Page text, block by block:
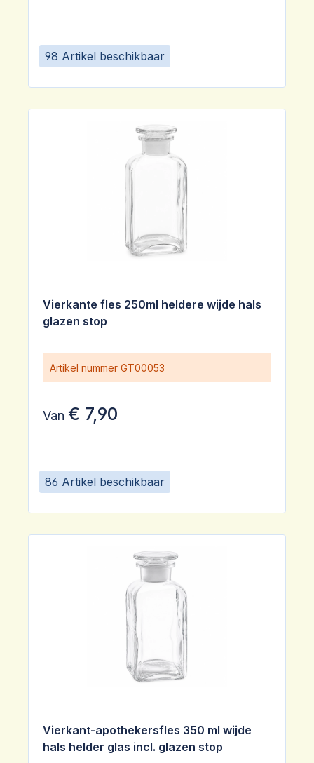
98 Artikel beschikbaar
86 Artikel beschikbaar
Vierkante fles 250ml heldere wijde hals
glazen stop
Artikel nummer GT00053
Van € 7,90
Vierkant-apothekersfles 350 ml wijde
hals helder glas incl. glazen stop